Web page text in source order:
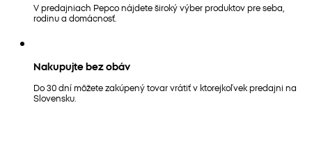
V predajniach Pepco nájdete široký výber produktov pre seba,
rodinu a domácnosť.
Nakupujte bez obáv
Do 30 dní môžete zakúpený tovar vrátiť v ktorejkoľvek predajni na
Slovensku.